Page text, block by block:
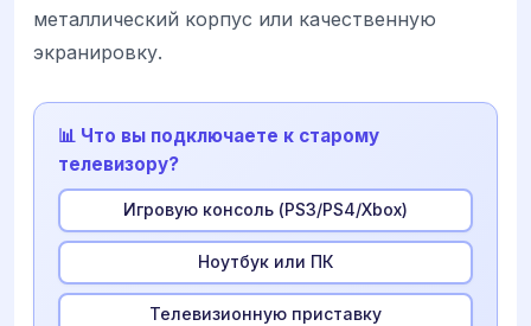
металлический корпус или качественную
экранировку.
📊 Что вы подключаете к старому
телевизору?
Игровую консоль (PS3/PS4/Xbox)
Ноутбук или ПК
Телевизионную приставку